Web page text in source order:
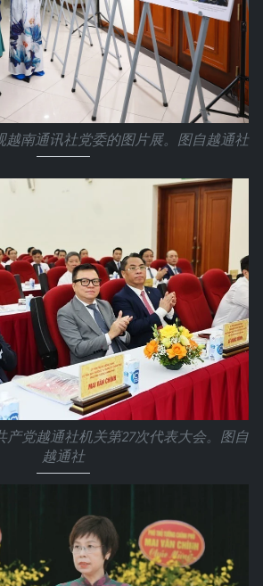
越南通讯社党委的图片展。图自越通社
产党越通社机关第27次代表大会。图自
越通社